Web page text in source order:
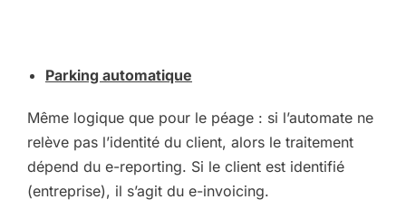
Parking automatique
Même logique que pour le péage : si l’automate ne
relève pas l’identité du client, alors le traitement
dépend du e-reporting. Si le client est identifié
(entreprise), il s’agit du e-invoicing.